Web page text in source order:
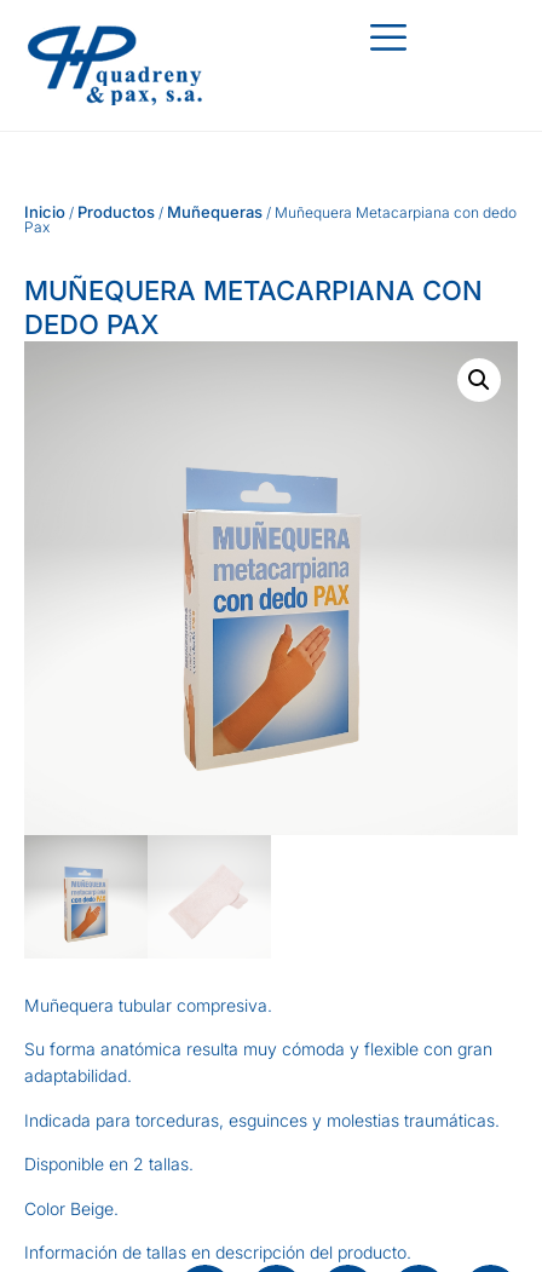
Inicio / Productos / Muñequeras / Muñequera Metacarpiana con dedo
Pax
MUÑEQUERA METACARPIANA CON
DEDO PAX
Muñequera tubular compresiva.
Su forma anatómica resulta muy cómoda y flexible con gran
adaptabilidad.
Indicada para torceduras, esguinces y molestias traumáticas.
Disponible en 2 tallas.
Color Beige.
Información de tallas en descripción del producto.